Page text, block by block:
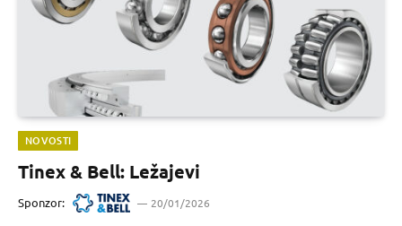
NOVOSTI
Tinex & Bell: Ležajevi
Sponzor: 20/01/2026